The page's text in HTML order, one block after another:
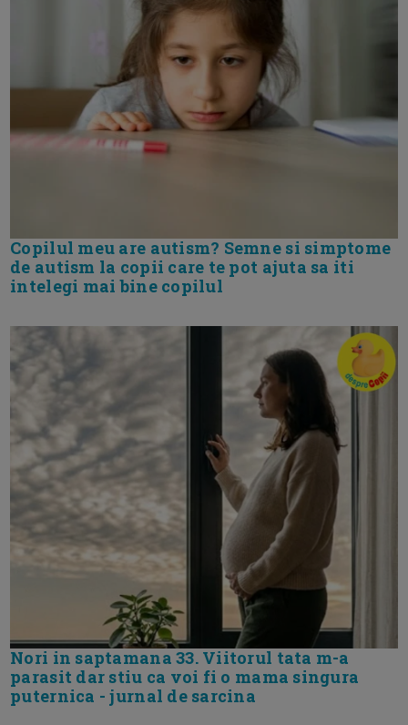
Copilul meu are autism? Semne si simptome
de autism la copii care te pot ajuta sa iti
intelegi mai bine copilul
Nori in saptamana 33. Viitorul tata m-a
parasit dar stiu ca voi fi o mama singura
puternica - jurnal de sarcina